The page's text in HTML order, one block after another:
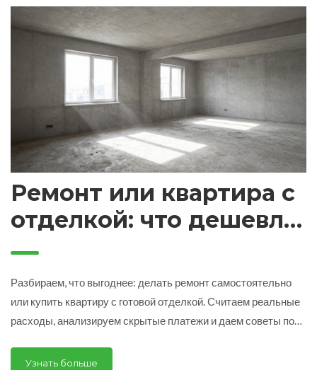
Ремонт или квартира с
отделкой: что дешевле
в 2026 году?
Разбираем, что выгоднее: делать ремонт самостоятельно
или купить квартиру с готовой отделкой. Считаем реальные
расходы, анализируем скрытые платежи и даем советы по
Узнать больше